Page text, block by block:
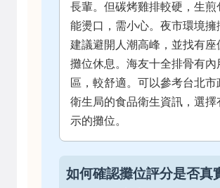
長輩。但碳烤雞排較硬，生煎
能燙口，需小心。夜市環境擁
建議避開人潮高峰，並找有座
攤位休息。海友十全排骨有內
區，較舒適。可以參考台北市
衛生局的食品衛生資訊，選擇
示的攤位。
如何確認攤位評分是否真